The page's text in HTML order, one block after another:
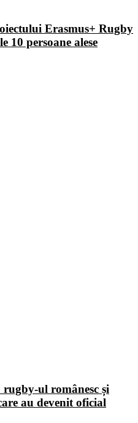
Erasmus+ Rugby
10 persoane alese
ul românesc și
au devenit oficial